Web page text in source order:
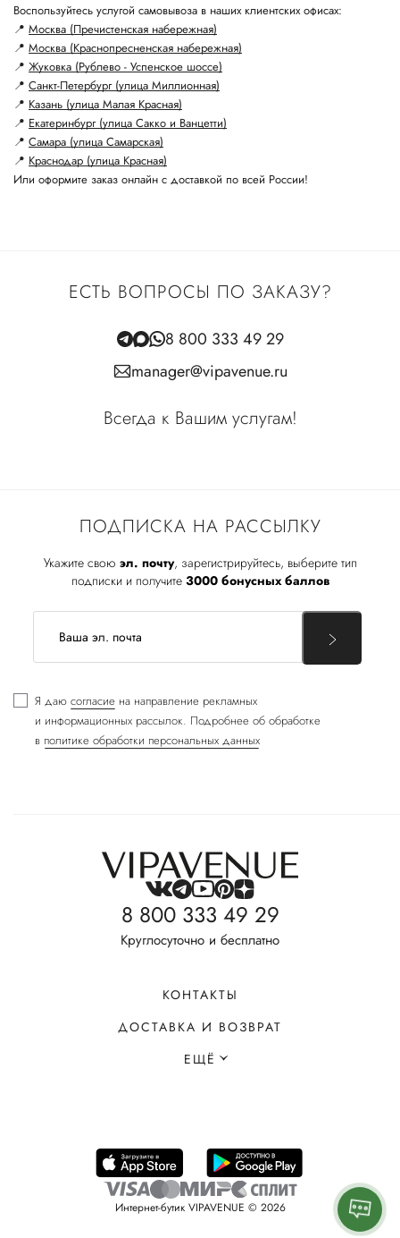
Воспользуйтесь услугой самовывоза в наших клиентских офисах:
📍 Москва (Пречистенская набережная)
📍 Москва (Краснопресненская набережная)
📍 Жуковка (Рублево - Успенское шоссе)
📍 Санкт-Петербург (улица Миллионная)
📍 Казань (улица Малая Красная)
📍 Екатеринбург (улица Сакко и Ванцетти)
📍 Самара (улица Самарская)
📍 Краснодар (улица Красная)
Или оформите заказ онлайн с доставкой по всей России!
ПОДПИСКА НА РАССЫЛКУ
Укажите свою эл. почту, зарегистрируйтесь, выберите тип
подписки и получите 3000 бонусных баллов
Я даю согласие на направление рекламных
и информационных рассылок. Подробнее об обработке
в политике обработки персональных данных
ЕСТЬ ВОПРОСЫ ПО ЗАКАЗУ?
8 800 333 49 29
manager@vipavenue.ru
Всегда к Вашим услугам!
8 800 333 49 29
Круглосуточно и бесплатно
КОНТАКТЫ
ДОСТАВКА И ВОЗВРАТ
ЕЩЁ
Интернет-бутик VIPAVENUE © 2026